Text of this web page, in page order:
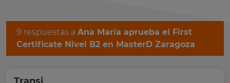
9 respuestas a Ana María aprueba el First
Certificate Nivel B2 en MasterD Zaragoza